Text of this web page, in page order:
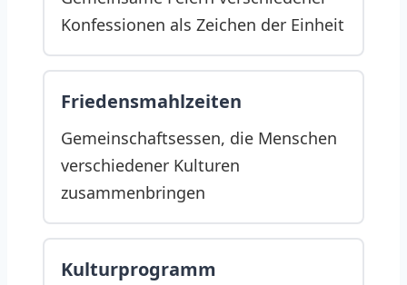
Konfessionen als Zeichen der Einheit
Friedensmahlzeiten
Gemeinschaftsessen, die Menschen
verschiedener Kulturen
zusammenbringen
Kulturprogramm